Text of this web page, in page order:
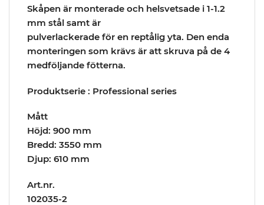
Skåpen är monterade och helsvetsade i 1-1.2
mm stål samt är
pulverlackerade för en reptålig yta. Den enda
monteringen som krävs är att skruva på de 4
medföljande fötterna.
Produktserie : Professional series
Mått
Höjd: 900 mm
Bredd: 3550 mm
Djup: 610 mm
Art.nr.
102035-2